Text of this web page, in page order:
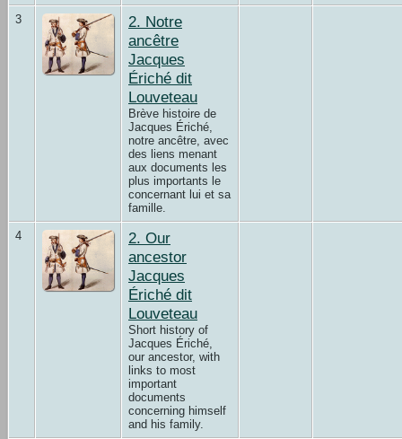
3
2. Notre
ancêtre
Jacques
Ériché dit
Louveteau
Brève histoire de
Jacques Ériché,
notre ancêtre, avec
des liens menant
aux documents les
plus importants le
concernant lui et sa
famille.
4
2. Our
ancestor
Jacques
Ériché dit
Louveteau
Short history of
Jacques Ériché,
our ancestor, with
links to most
important
documents
concerning himself
and his family.